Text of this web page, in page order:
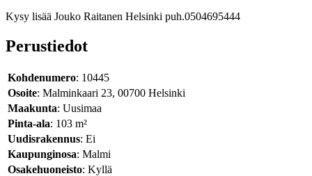
Kysy lisää Jouko Raitanen Helsinki puh.0504695444
Perustiedot
Kohdenumero: 10445
Osoite: Malminkaari 23, 00700 Helsinki
Maakunta: Uusimaa
Pinta-ala: 103 m²
Uudisrakennus: Ei
Kaupunginosa: Malmi
Osakehuoneisto: Kyllä